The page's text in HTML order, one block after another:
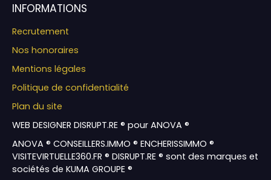
INFORMATIONS
Recrutement
Nos honoraires
Mentions légales
Politique de confidentialité
Plan du site
WEB DESIGNER DISRUPT.RE ® pour ANOVA ®
ANOVA ® CONSEILLERS.IMMO ® ENCHERISSIMMO ®
VISITEVIRTUELLE360.FR ® DISRUPT.RE ® sont des marques et
sociétés de KUMA GROUPE ®